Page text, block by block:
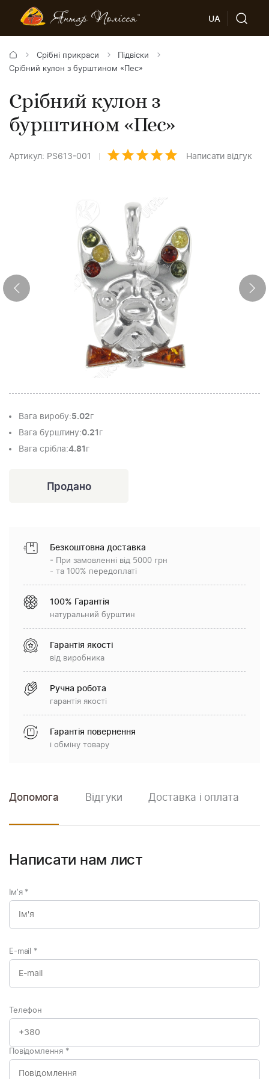
UA
Срібні прикраси
Підвіски
Срібний кулон з бурштином «Пес»
Срібний кулон з
бурштином «Пес»
Артикул: PS613-001 Написати відгук
Вага виробу:5.02г
Вага бурштину:0.21 г
Вага срібла:4.81 г
Безкоштовна доставка
- При замовленні від 5000 грн
- та 100% передоплаті
100% Гарантія
натуральний бурштин
Гарантія якості
від виробника
Ручна робота
гарантія якості
Гарантія повернення
і обміну товару
Допомога Відгуки Доставка і оплата
Написати нам лист
Ім'я *
E-mail *
Телефон
Повідомлення *